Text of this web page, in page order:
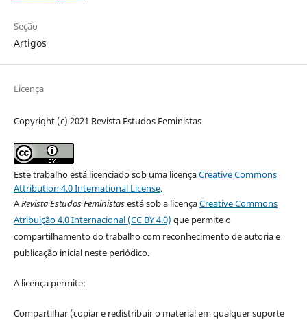
Seção
Artigos
Licença
Copyright (c) 2021 Revista Estudos Feministas
Este trabalho está licenciado sob uma licençaCreative Commons
Attribution 4.0 International License.
ARevista Estudos Feministasestá sob a licençaCreative Commons
Atribuição 4.0 Internacional (CC BY 4.0) que permite o
compartilhamento do trabalho com reconhecimento de autoria e
publicação inicial neste periódico.
A licença permite:
Compartilhar (copiar e redistribuir o material em qualquer suporte